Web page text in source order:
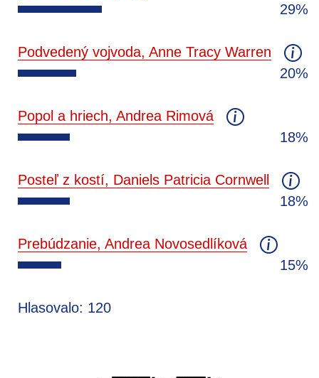
29%
Podvedený vojvoda, Anne Tracy Warren
20%
Popol a hriech, Andrea Rimová
18%
Posteľ z kostí, Daniels Patricia Cornwell
18%
Prebúdzanie, Andrea Novosedlíková
15%
Hlasovalo: 120